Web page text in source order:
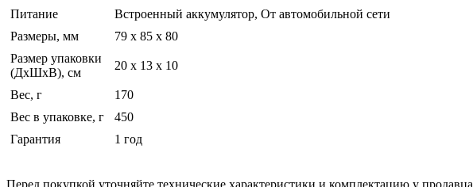
Питание
Встроенный аккумулятор, От автомобильной сети
Размеры, мм
79 х 85 х 80
Размер упаковки
(ДхШхВ), см
20 x 13 x 10
Вес, г
170
Вес в упаковке, г
450
Гарантия
1 год